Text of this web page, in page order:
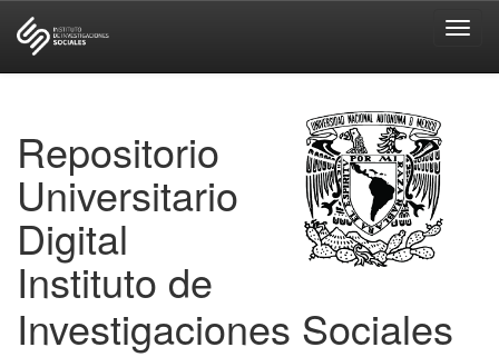
Repositorio
Universitario
Digital
Instituto de
Investigaciones Sociales